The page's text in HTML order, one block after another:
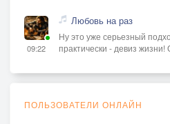
09:22
Любовь на раз
Ну это уже серьезный
практически - девиз жизни!
ПОЛЬЗОВАТЕЛИ ОНЛАЙН